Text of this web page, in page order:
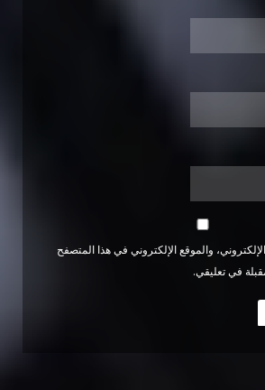
والموقع الإلكتروني في هذا المتصفح
في تعليقي.